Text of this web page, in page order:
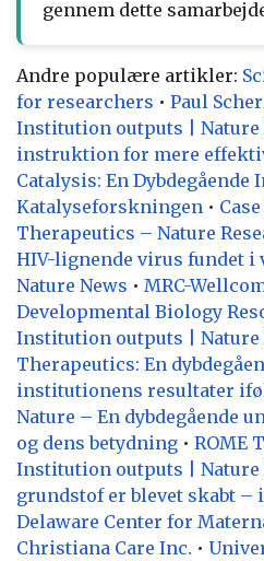
gennem dette
Andre populære artikler:
for researchers • Paul
Institution outputs | Nature
instruktion for mere
Catalysis: En Dybdegående
Katalyseforskningen •
Therapeutics – Nature
HIV-lignende virus fundet i
Nature News • MRC-
Developmental Biology
Institution outputs | Nature
Therapeutics: En
institutionens resultater
Nature – En dybdegående
og dens betydning • ROME
Institution outputs | Nature
grundstof er blevet skabt –
Delaware Center for
Christiana Care Inc. •